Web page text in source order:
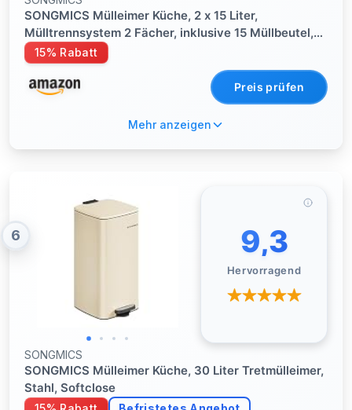
SONGMICS Mülleimer Küche, 2 x 15 Liter,
Mülltrennsystem 2 Fächer, inklusive 15 Müllbeutel,
Abfalleimer, Treteimer, recycelbare Abfälle, Biomüll,
Softclose-Deckel, metallicsilber-tintenschwarz
LTB30H
15% Rabatt
Preis prüfen
Mehr anzeigen
6 9,3
Hervorragend
SONGMICS
SONGMICS Mülleimer Küche, 30 Liter Tretmülleimer,
Stahl, Softclose